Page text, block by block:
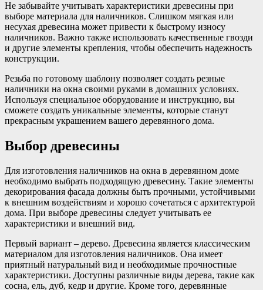
Не забывайте учитывать характеристики древесины при
выборе материала для наличников. Слишком мягкая или
несухая древесина может привести к быстрому износу
наличников. Важно также использовать качественные гвозди
и другие элементы крепления, чтобы обеспечить надежность
конструкции.
Резьба по готовому шаблону позволяет создать резные
наличники на окна своими руками в домашних условиях.
Используя специальное оборудование и инструкцию, вы
сможете создать уникальные элементы, которые станут
прекрасным украшением вашего деревянного дома.
Выбор древесины
Для изготовления наличников на окна в деревянном доме
необходимо выбрать подходящую древесину. Такие элементы
декорирования фасада должны быть прочными, устойчивыми
к внешним воздействиям и хорошо сочетаться с архитектурой
дома. При выборе древесины следует учитывать ее
характеристики и внешний вид.
Первый вариант – дерево. Древесина является классическим
материалом для изготовления наличников. Она имеет
приятный натуральный вид и необходимые прочностные
характеристики. Доступны различные виды дерева, такие как
сосна, ель, дуб, кедр и другие. Кроме того, деревянные